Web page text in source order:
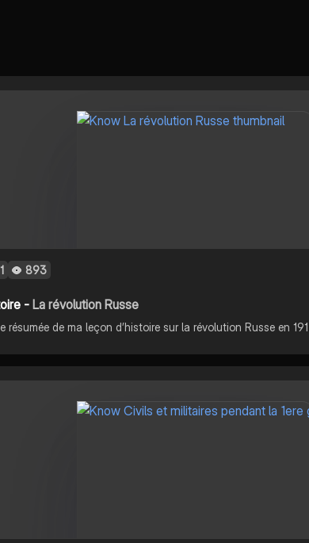
893
-La révolution Russe